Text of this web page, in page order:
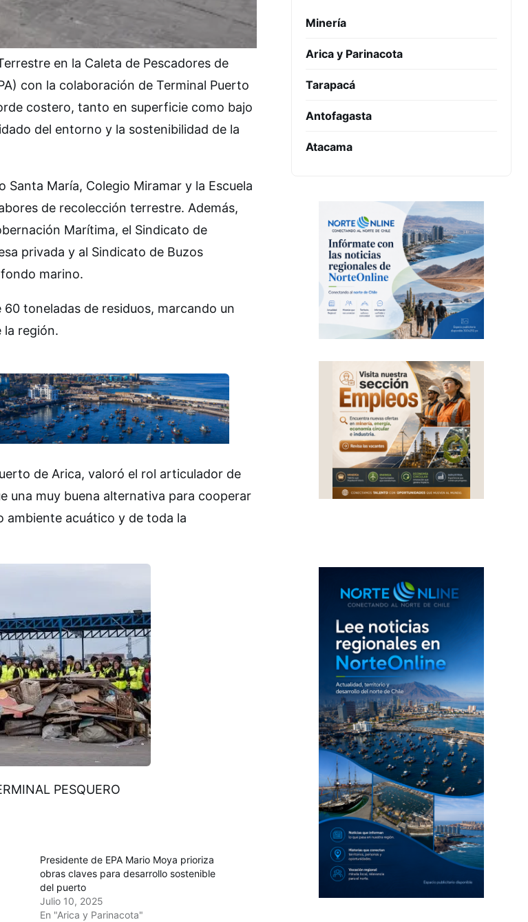
en la Caleta de Pescadores de
con la colaboración de Terminal Puerto
costero, tanto en superficie como bajo
del entorno y la sostenibilidad de la
María, Colegio Miramar y la Escuela
de recolección terrestre. Además,
Marítima, el Sindicato de
privada y al Sindicato de Buzos
marino.
toneladas de residuos, marcando un
la región.
de Arica, valoró el rol articulador de
una muy buena alternativa para cooperar
ambiente acuático y de toda la
PESQUERO
Presidente de EPA Mario Moya prioriza
obras claves para desarrollo sostenible
del puerto
Julio 10, 2025
En "Arica y Parinacota"
Minería
Arica y Parinacota
Tarapacá
Antofagasta
Atacama